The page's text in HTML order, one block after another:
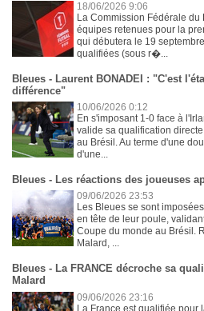
18/06/2026 9:06
La Commission Fédérale du
équipes retenues pour la
qui débutera le 19
qualifiées (sous r�...
Bleues - Laurent BONADEI : "C'est
différence"
10/06/2026 0:12
En s'imposant 1-0 face à
valide sa qualification
au Brésil. Au terme d'une
d'une...
Bleues - Les réactions des joueuses
09/06/2026 23:53
Les Bleues se sont
en tête de leur poule,
Coupe du monde au Brésil.
Malard, ...
Bleues - La FRANCE décroche sa
Malard
09/06/2026 23:16
La France est qualifiée pour